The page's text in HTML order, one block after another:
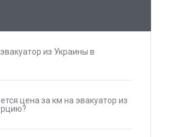
из Украины в
цена за км на эвакуатор из